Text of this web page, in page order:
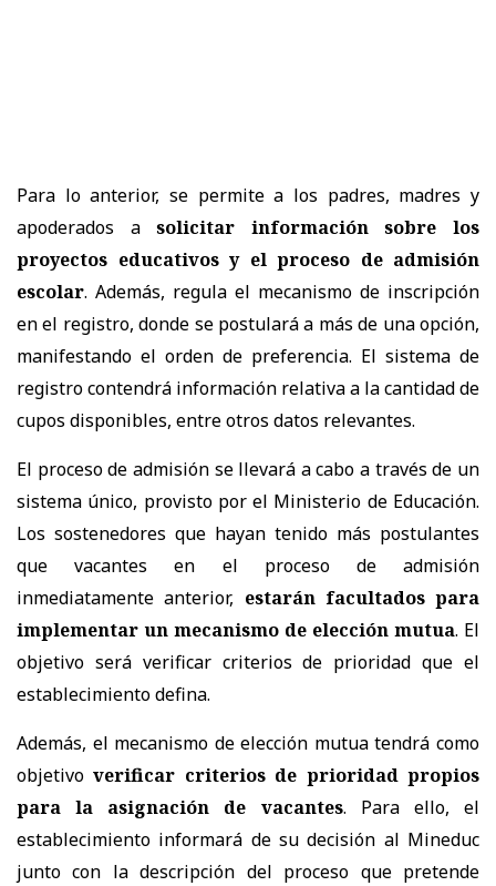
Para lo anterior, se permite a los padres, madres y
apoderados asolicitar información sobre los
proyectos educativos y el proceso de admisión
escolar. Además, regula el mecanismo de inscripción
en el registro, donde se postulará a más de una opción,
manifestando el orden de preferencia. El sistema de
registro contendrá información relativa a la cantidad de
cupos disponibles, entre otros datos relevantes.
El proceso de admisión se llevará a cabo a través de un
sistema único, provisto por el Ministerio de Educación.
Los sostenedores que hayan tenido más postulantes
que vacantes en el proceso de admisión
inmediatamente anterior, estarán facultados para
implementar un mecanismo de elección mutua. El
objetivo será verificar criterios de prioridad que el
establecimiento defina.
Además, el mecanismo de elección mutua tendrá como
objetivo verificar criterios de prioridad propios
para la asignación de vacantes. Para ello, el
establecimiento informará de su decisión al Mineduc
junto con la descripción del proceso que pretende